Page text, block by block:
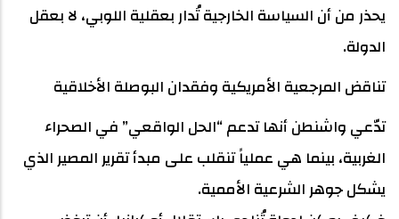
يحذر من أن السياسة الخارجية تُدار بعقلية اللوبي، لا بعقل
الدولة.
تناقض المرجعية الأمريكية وفقدان البوصلة الأخلاقية
تدّعي واشنطن أنها تدعم “الحل الواقعي” في الصحراء
الغربية، بينما هي عملياً تنقلب على مبدأ تقرير المصير الذي
يشكل جوهر الشرعية الأممية.